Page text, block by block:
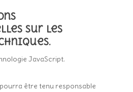
sur les
JavaScript.
être tenu responsable